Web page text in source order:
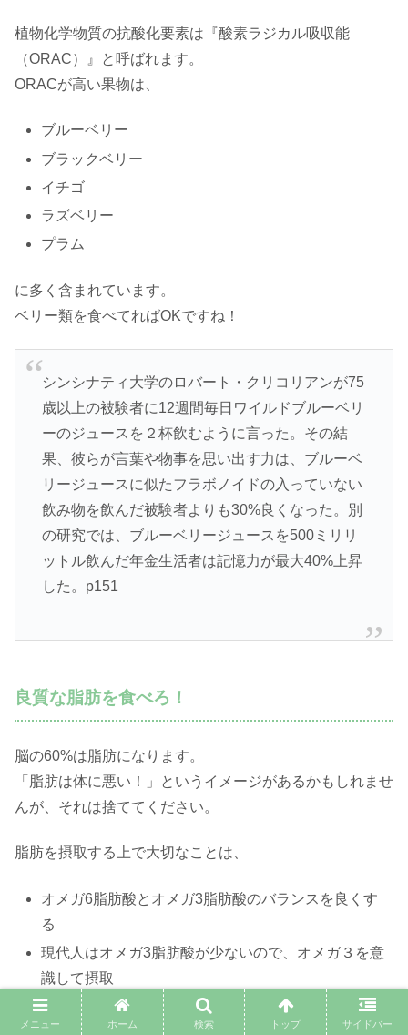
植物化学物質の抗酸化要素は『酸素ラジカル吸収能
（ORAC）』と呼ばれます。
ORACが高い果物は、
ブルーベリー
ブラックベリー
イチゴ
ラズベリー
プラム
に多く含まれています。
ベリー類を食べてればOKですね！
シンシナティ大学のロバート・クリコリアンが75
歳以上の被験者に12週間毎日ワイルドブルーベリ
ーのジュースを２杯飲むように言った。その結
果、彼らが言葉や物事を思い出す力は、ブルーベ
リージュースに似たフラボノイドの入っていない
飲み物を飲んだ被験者よりも30%良くなった。別
の研究では、ブルーベリージュースを500ミリリ
ットル飲んだ年金生活者は記憶力が最大40%上昇
した。p151
良質な脂肪を食べろ！
脳の60%は脂肪になります。
「脂肪は体に悪い！」というイメージがあるかもしれませ
んが、それは捨ててください。
脂肪を摂取する上で大切なことは、
オメガ6脂肪酸とオメガ3脂肪酸のバランスを良くす
る
現代人はオメガ3脂肪酸が少ないので、オメガ３を意
識して摂取
オメガ3脂肪酸を豊富に含む食品は次の通り。
メニュー ホーム 検索 トップ サイドバー